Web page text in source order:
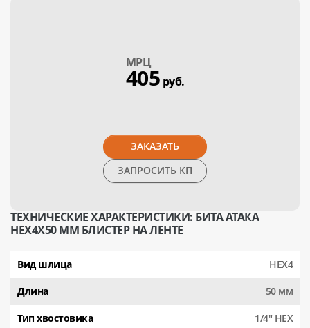
МPЦ
405 руб.
ЗАКАЗАТЬ
ЗАПРОСИТЬ КП
ТЕХНИЧЕСКИЕ ХАРАКТЕРИСТИКИ: БИТА АТАКА
HEX4X50 ММ БЛИСТЕР НА ЛЕНТЕ
Вид шлица HEX4
Длина 50 мм
Тип хвостовика 1/4" HEX